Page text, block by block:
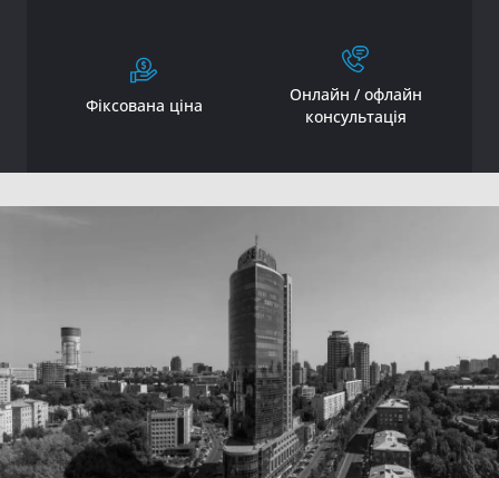
Фіксована ціна
Онлайн / офлайн
консультація